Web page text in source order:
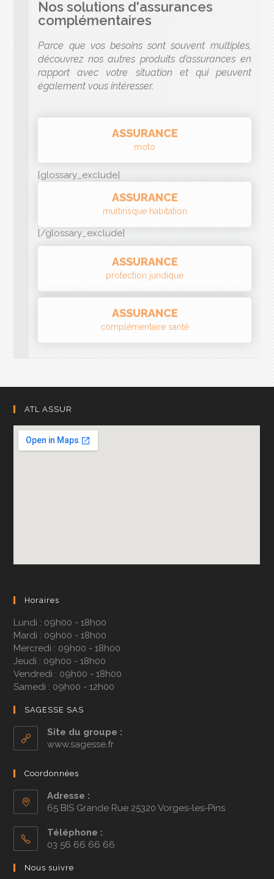
rapport avec votre situation et qui peuvent
également vous intéresser.
ASSURANCE
ASSURANCE
multirisque habitation
ASSURANCE
protection juridique
ASSURANCE
complémentaire santé
ATL ASSUR
Horaires
Lundi : 09h00 - 18h00
Mardi : 09h00 - 18h00
Mercredi : 09h00 - 18h00
Jeudi : 09h00 - 18h00
Vendredi : 09h00 - 18h00
Samedi : 09h00 - 12h00
SAGESSE SAS
Site du groupe :
www.sagesse.fr
Coordonnées
Adresse :
65 BIS Grande Rue 25320 Vorges-les-Pins
Téléphone :
03 56 66 66 66
Nous suivre